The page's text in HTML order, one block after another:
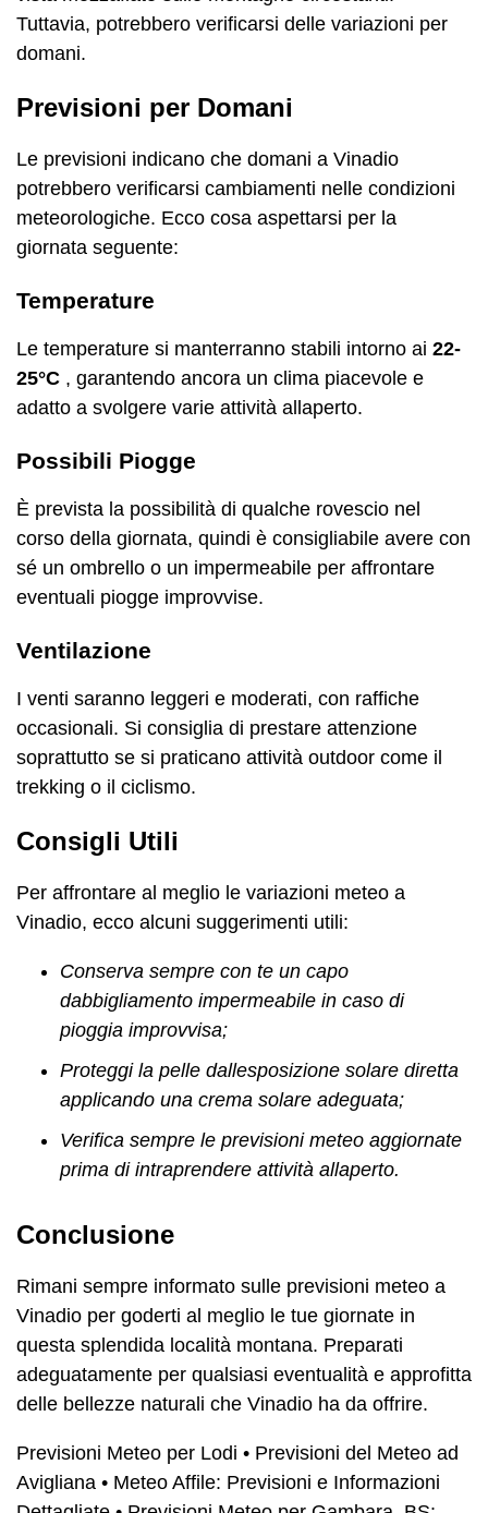
Tuttavia, potrebbero verificarsi delle variazioni per
domani.
Previsioni per Domani
Le previsioni indicano che domani a Vinadio
potrebbero verificarsi cambiamenti nelle condizioni
meteorologiche. Ecco cosa aspettarsi per la
giornata seguente:
Temperature
Le temperature si manterranno stabili intorno ai 22-
25°C , garantendo ancora un clima piacevole e
adatto a svolgere varie attività allaperto.
Possibili Piogge
È prevista la possibilità di qualche rovescio nel
corso della giornata, quindi è consigliabile avere con
sé un ombrello o un impermeabile per affrontare
eventuali piogge improvvise.
Ventilazione
I venti saranno leggeri e moderati, con raffiche
occasionali. Si consiglia di prestare attenzione
soprattutto se si praticano attività outdoor come il
trekking o il ciclismo.
Consigli Utili
Per affrontare al meglio le variazioni meteo a
Vinadio, ecco alcuni suggerimenti utili:
Conserva sempre con te un capo
dabbigliamento impermeabile in caso di
pioggia improvvisa;
Proteggi la pelle dallesposizione solare diretta
applicando una crema solare adeguata;
Verifica sempre le previsioni meteo aggiornate
prima di intraprendere attività allaperto.
Conclusione
Rimani sempre informato sulle previsioni meteo a
Vinadio per goderti al meglio le tue giornate in
questa splendida località montana. Preparati
adeguatamente per qualsiasi eventualità e approfitta
delle bellezze naturali che Vinadio ha da offrire.
Previsioni Meteo per Lodi • Previsioni del Meteo ad
Avigliana • Meteo Affile: Previsioni e Informazioni